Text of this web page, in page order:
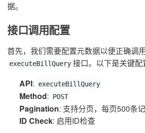
据。
接口调用配置
首先，我们需要配置元数据以便正确调
executeBillQuery 接口。以下是关键配
API: executeBillQuery
Method: POST
Pagination: 支持分页，每页500条
ID Check: 启用ID检查